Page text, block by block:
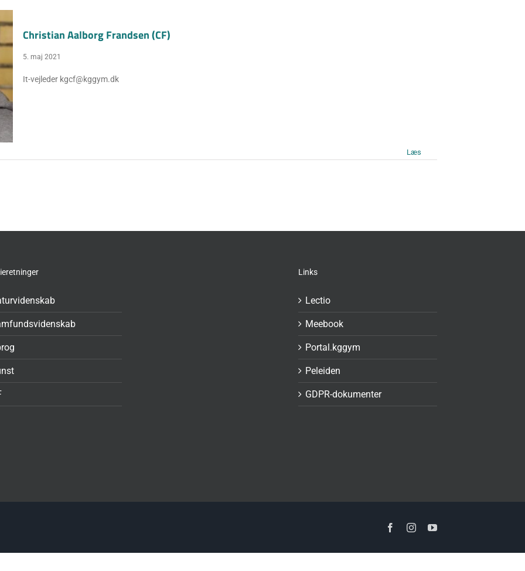
Christian Aalborg Frandsen (CF)
5. maj 2021
It-vejleder kgcf@kggym.dk
Læs mere
Links
Lectio
Meebook
Portal.kggym
Peleiden
GDPR-dokumenter
FacebookInstagramYouTube